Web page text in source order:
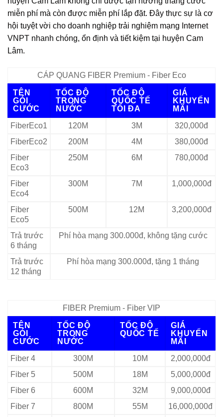
miễn phí mà còn được miễn phí lắp đặt. Đây thực sự là cơ
hội tuyệt vời cho doanh nghiệp trải nghiệm mạng Internet
VNPT nhanh chóng, ổn định và tiết kiệm tại huyện Cam
Lâm.
CÁP QUANG FIBER Premium - Fiber Eco
TÊN
GÓI
CƯỚC
TỐC ĐỘ
TRONG
NƯỚC
TỐC ĐỘ
QUỐC TẾ
TỐI ĐA
GIÁ
KHUYẾN
MÃI
FiberEco1
120M 3M
320,000đ
FiberEco2
200M 4M
380,000đ
Fiber
Eco3
250M 6M 780,000đ
Fiber
Eco4
300M 7M 1,000,000đ
Fiber
Eco5
500M 12M 3,200,000đ
Trả trước
6 tháng
Phí hòa mạng 300.000đ, không tặng cước
Trả trước
12 tháng
Phí hòa mạng 300.000đ, tặng 1 tháng
FIBER Premium - Fiber VIP
TÊN
GÓI
CƯỚC
TỐC ĐỘ
TRONG
NƯỚC
TỐC ĐỘ
QUỐC TẾ
GIÁ
KHUYẾN
MÃI
Fiber 4
300M 10M
2,000,000đ
Fiber 5
500M 18M
5,000,000đ
Fiber 6
600M 32M
9,000,000đ
Fiber 7
800M 55M
16,000,000đ